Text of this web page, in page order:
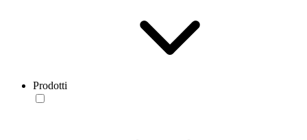
Prodotti